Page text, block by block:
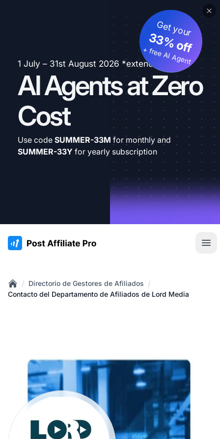
1 July – 31st August 2026 *extended
AI Agents at Zero
Cost
Get your
33% off
+ free AI Agent
Use code SUMMER-33M for monthly and
SUMMER-33Y for yearly subscription
:site.title
Home
/ Directorio de Gestores de Afiliados /
Contacto del Departamento de Afiliados de Lord Media